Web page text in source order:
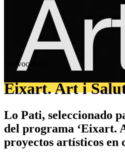
Convocatorias
Eixart. Art i
Lo Pati, seleccionado
del programa ‘Eixart.
proyectos artísticos en